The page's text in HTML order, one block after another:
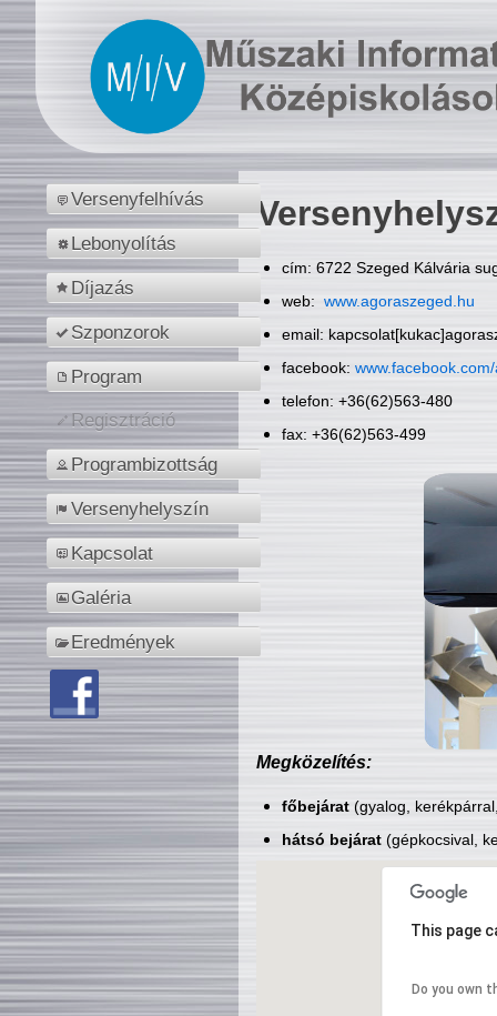
Versenyfelhívás
Lebonyolítás
Díjazás
Szponzorok
Program
Regisztráció
Programbizottság
Versenyhelyszín
Kapcsolat
Galéria
Eredmények
cím: 6722 Szeged Kálvária
web: www.agoraszeged.hu
email:
facebook:
telefon: +36(62)563-480
fax: +36(62)563-499
Megközelítés:
főbejárat(gyalog,
hátsó bejárat(gépkocsival,
This page
Do you own